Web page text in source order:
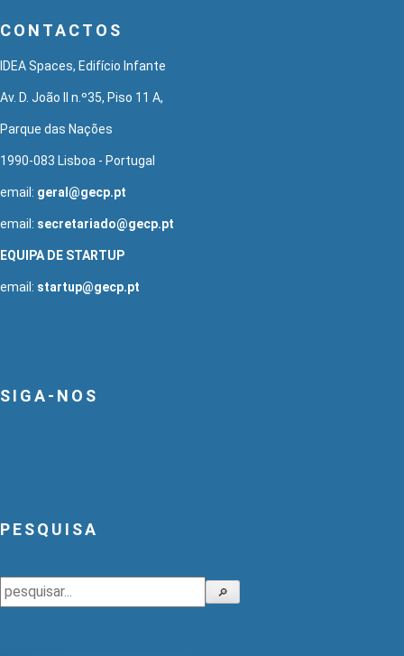
CONTACTOS
IDEA Spaces, Edifício Infante
Av. D. João II n.º35, Piso 11 A,
Parque das Nações
1990-083 Lisboa - Portugal
email: geral@gecp.pt
email: secretariado@gecp.pt
EQUIPA DE STARTUP
email: startup@gecp.pt
SIGA-NOS
PESQUISA
Pesquisar 🔎